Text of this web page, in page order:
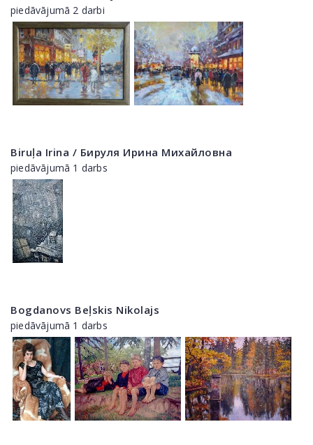
piedāvājumā 2 darbi
Biruļa Irina / Бируля Ирина Михайловна
piedāvājumā 1 darbs
Bogdanovs Beļskis Nikolajs
piedāvājumā 1 darbs